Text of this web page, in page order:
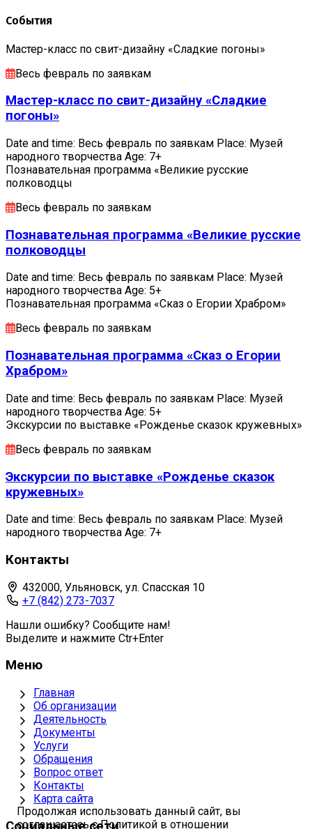
События
Мастер-класс по свит-дизайну «Сладкие погоны»
Весь февраль по заявкам
Мастер-класс по свит-дизайну «Сладкие
погоны»
Date and time: Весь февраль по заявкам Place: Музей
народного творчества Age: 7+
Познавательная программа «Великие русские
полководцы
Весь февраль по заявкам
Познавательная программа «Великие русские
полководцы
Date and time: Весь февраль по заявкам Place: Музей
народного творчества Age: 5+
Познавательная программа «Сказ о Егории Храбром»
Весь февраль по заявкам
Познавательная программа «Сказ о Егории
Храбром»
Date and time: Весь февраль по заявкам Place: Музей
народного творчества Age: 5+
Экскурсии по выставке «Рожденье сказок кружевных»
Весь февраль по заявкам
Экскурсии по выставке «Рожденье сказок
кружевных»
Date and time: Весь февраль по заявкам Place: Музей
народного творчества Age: 7+
Контакты
432000, Ульяновск, ул. Спасская 10
+7 (842) 273-7037
Нашли ошибку? Сообщите нам!
Выделите и нажмите Ctr+Enter
Меню
Главная
Об организации
Деятельность
Документы
Услуги
Обращения
Вопрос ответ
Контакты
Карта сайта
Продолжая использовать данный сайт, вы
соглашаетесь с Политикой в отношении